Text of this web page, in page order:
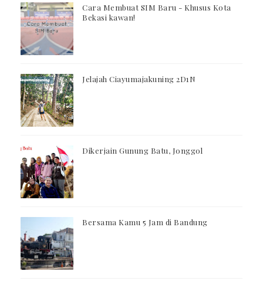
Cara Membuat SIM Baru - Khusus Kota
Bekasi kawan!
Jelajah Ciayumajakuning 2D1N
Dikerjain Gunung Batu, Jonggol
Bersama Kamu 5 Jam di Bandung